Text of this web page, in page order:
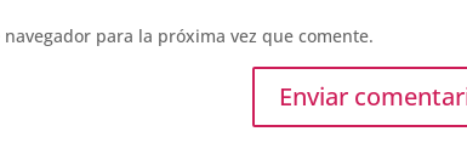
para la próxima vez que comente.